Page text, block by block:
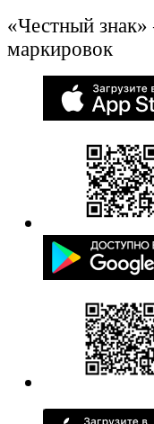
«Честный
маркировок